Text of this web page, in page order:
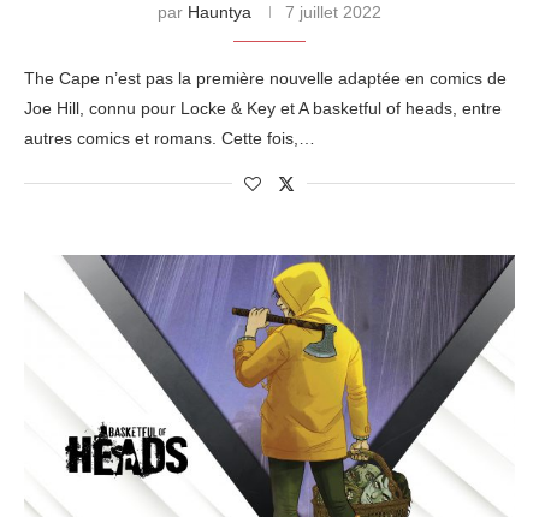
par Hauntya 7 juillet 2022
The Cape n’est pas la première nouvelle adaptée en comics de
Joe Hill, connu pour Locke & Key et A basketful of heads, entre
autres comics et romans. Cette fois,…